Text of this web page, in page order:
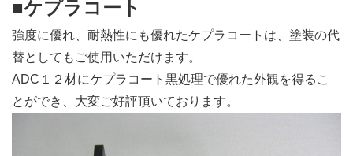
■ケプラコート
強度に優れ、耐熱性にも優れたケプラコートは、塗装の代
替としてもご使用いただけます。
ADC１２材にケプラコート黒処理で優れた外観を得るこ
とができ、大変ご好評頂いております。